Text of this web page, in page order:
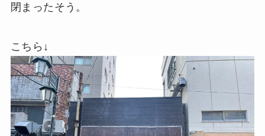
閉まったそう。
こちら↓